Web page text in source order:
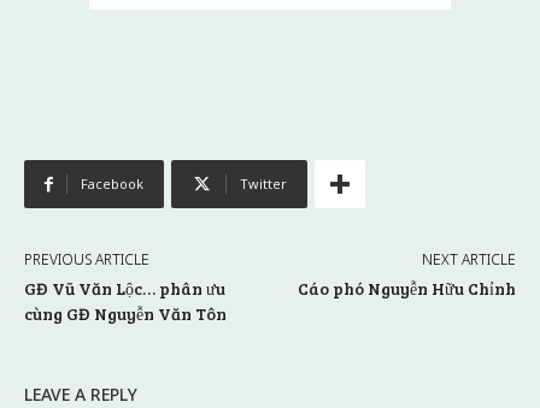
Facebook Twitter
PREVIOUS ARTICLE
GĐ Vũ Văn Lộc… phân ưu
cùng GĐ Nguyễn Văn Tôn
NEXT ARTICLE
Cáo phó Nguyễn Hữu Chỉnh
LEAVE A REPLY